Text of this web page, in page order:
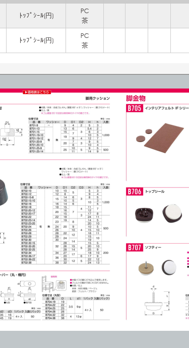
ﾄｯﾌﾟｼｰﾙ(円)
PC
茶
ﾄｯﾌﾟｼｰﾙ(円)
PC
茶